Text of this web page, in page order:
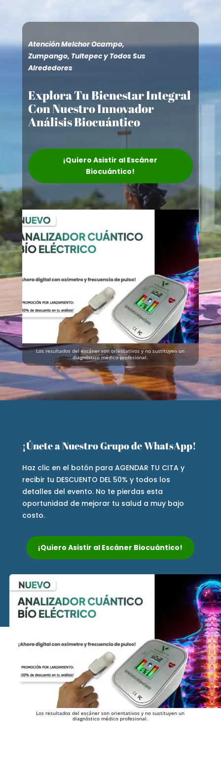
Atención Melchor Ocampo,
Zumpango, Tultepec y Todos Sus
Alrededores
Explora Tu Bienestar Integral
Con Nuestro Innovador
Análisis Biocuántico
¡Quiero Asistir al Escáner
Biocuántico!
Los resultados del escáner son orientativos y no sustituyen un
diagnóstico médico profesional.
¡Únete a Nuestro Grupo de WhatsApp!
Haz clic en el botón para AGENDAR TU CITA y
recibir tu DESCUENTO DEL 50% y todos los
detalles del evento. No te pierdas esta
oportunidad de mejorar tu salud a muy bajo
costo.
¡Quiero Asistir al Escáner Biocuántico!
Los resultados del escáner son orientativos y no sustituyen un
diagnóstico médico profesional.